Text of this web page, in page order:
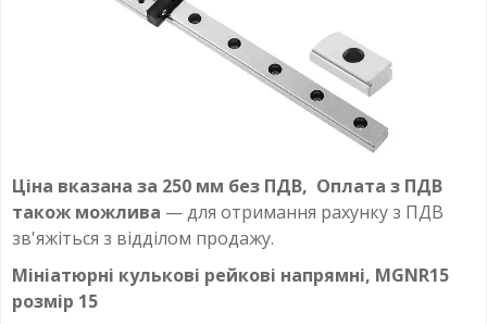
Ціна вказана за 250 мм без ПДВ, Оплата з ПДВ
також можлива — для отримання рахунку з ПДВ
зв'яжіться з відділом продажу.
Мініатюрні кулькові рейкові напрямні, MGNR15
розмір 15